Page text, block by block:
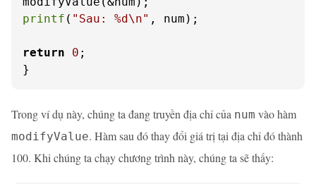
printf ( "Sau: %d\n" , num);
return 0 ;
}
Trong ví dụ này, chúng ta đang truyền địa chỉ của num vào hàm
modifyValue. Hàm sau đó thay đổi giá trị tại địa chỉ đó thành
100. Khi chúng ta chạy chương trình này, chúng ta sẽ thấy: